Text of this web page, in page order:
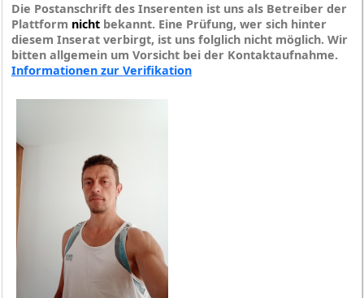
Die Postanschrift des Inserenten ist uns als Betreiber der
Plattform nicht bekannt. Eine Prüfung, wer sich hinter
diesem Inserat verbirgt, ist uns folglich nicht möglich. Wir
bitten allgemein um Vorsicht bei der Kontaktaufnahme.
Informationen zur Verifikation